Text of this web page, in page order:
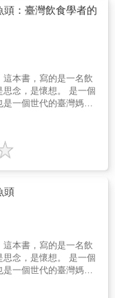
國歷史上眾多鮮為人
懂的方式呈現，讓一
鬆閱讀。本書盡情探
心民國時期中國、飲
史的讀者而言，極具
》不論是專注在
科學史學者和飲食研
的必備讀物。──《東
East Asian Science,
）作者透過論證極強且
展，這段歷程讓許許
豆便是從根本解決中
國歷史評論》
）
……為亞洲研究及飲食
由過去鮮少探討的豆
如何試圖利用豆漿裡
地位。──《亞太視
）作者以扎實
寫了豆漿在中國的生
引人入勝的細節、耐
營養科學與中國民族
。總而言之，不光是
國的科學及醫學史作
通報》（Bulletin of
巧妙勾勒出跨國網
如何讓豆漿在民國時
國歷史上眾多鮮為人
懂的方式呈現，讓一
鬆閱讀。本書盡情探
心民國時期中國、飲
史的讀者而言，極具
》不論是專注在
科學史學者和飲食研
East Asian Science,
—欣賞奇形怪狀的蔬菜
名字由來與料理智
悉的食材，爲生活帶
。從田野到餐桌，讓
美感的起點誠摯推薦
關心飲食健康的你著
崇尚生活美學與儀式
井史枝再度以細膩筆
日常卻常被忽略的
180種蔬菜，從香草、
到罕見的珍稀品種。
圖示，詳盡整理每種
節、選購與保存方
料理法。無論是以低
力，或簡單加熱享用
纖維，皆能在書中找
養素的功能與人體每
壓、貧血、頭痛等常
理作用的建議蔬菜與
的紫甘藍、營養密度
欣賞奇形怪狀的蔬菜
名字由來與料理智
悉的食材，爲生活帶
。從田野到餐桌，讓
美感的起點誠摯推薦
關心飲食健康的你著
崇尚生活美學與儀式
頭：臺灣飲食學者的
這本書，寫的是一名飲
念，是懷想。 是一個
是一個世代的臺灣媽
的鑊氣、調料的辛
寫出的，則是專屬一
的家庭餐桌豐富、澎
就是一部家族史。」 因
自小飽嘗各式食物的
家庭餐桌閱歷，開啟
道路。《媽媽吃魚
年的學者，回首最初
上飲食文化的原點──有
家內寫到家外，寫母親
下投身廚房，又回歸
梅、李梅仙、阿發
頭
這本書，寫的是一名飲
念，是懷想。 是一個
是一個世代的臺灣媽
的鑊氣、調料的辛